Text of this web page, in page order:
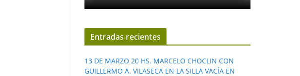
Entradas recientes
13 DE MARZO 20 HS. MARCELO CHOCLIN CON
GUILLERMO A. VILASECA EN LA SILLA VACÍA EN